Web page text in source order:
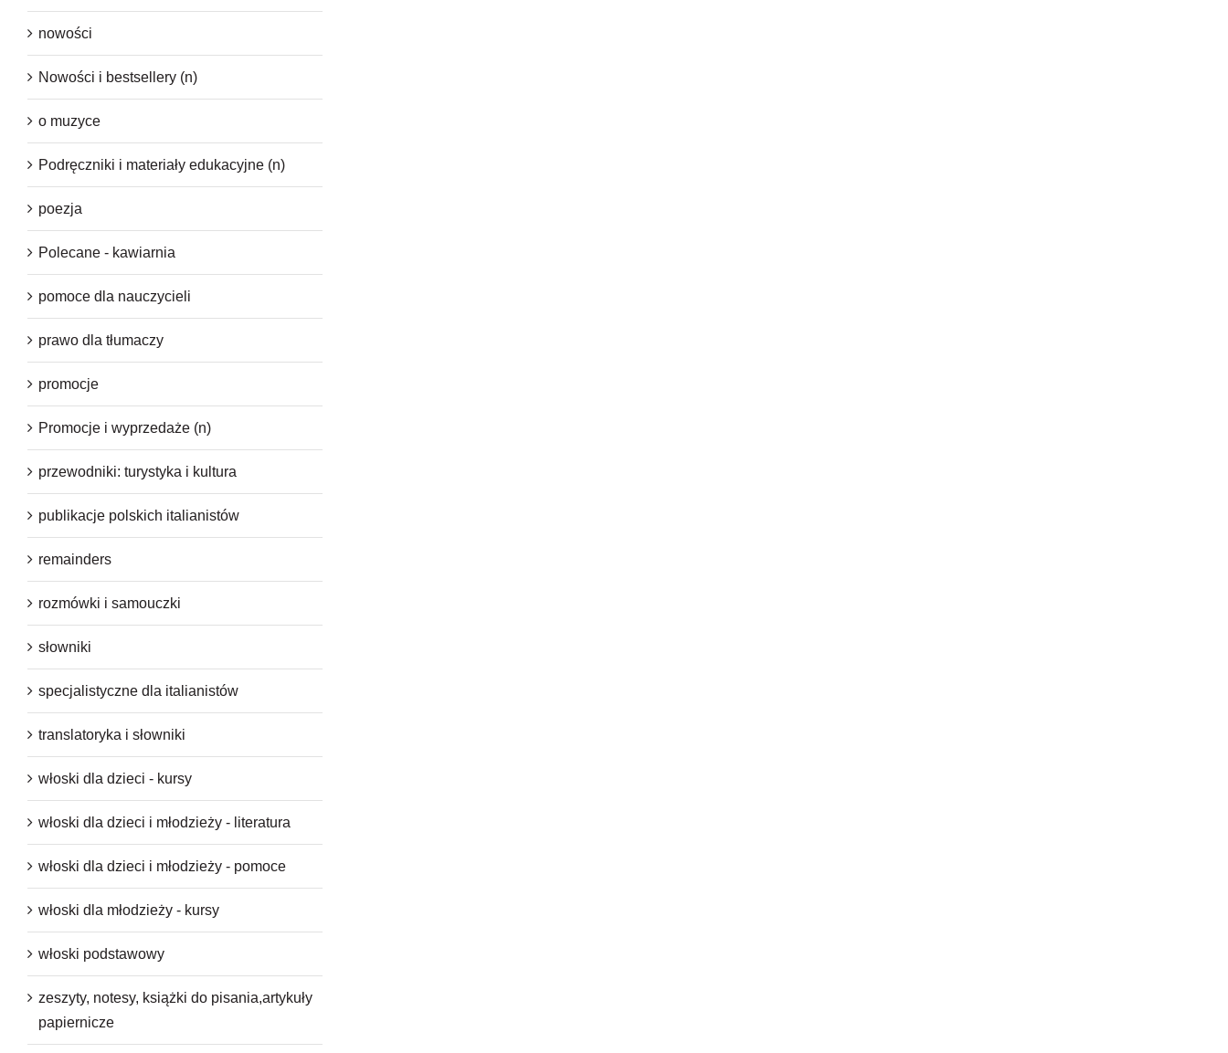
nowości
Nowości i bestsellery (n)
o muzyce
Podręczniki i materiały edukacyjne (n)
poezja
Polecane - kawiarnia
pomoce dla nauczycieli
prawo dla tłumaczy
promocje
Promocje i wyprzedaże (n)
przewodniki: turystyka i kultura
publikacje polskich italianistów
remainders
rozmówki i samouczki
słowniki
specjalistyczne dla italianistów
translatoryka i słowniki
włoski dla dzieci - kursy
włoski dla dzieci i młodzieży - literatura
włoski dla dzieci i młodzieży - pomoce
włoski dla młodzieży - kursy
włoski podstawowy
zeszyty, notesy, książki do pisania,artykuły
papiernicze